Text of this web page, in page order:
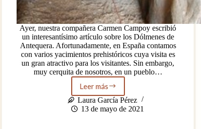
Ayer, nuestra compañera Carmen Campoy escribió
un interesantísimo artículo sobre los Dólmenes de
Antequera. Afortunadamente, en España contamos
con varios yacimientos prehistóricos cuya visita es
un gran atractivo para los visitantes. Sin embargo,
muy cerquita de nosotros, en un pueblo…
Leer más
El
Dolmen
de
Laura García Pérez
13 de mayo de 2021